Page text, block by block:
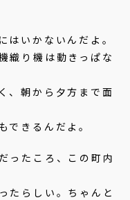
はいかないんだよ。
織り機は動きっぱな
、朝から夕方まで面
できるんだよ。
ったころ、この町内
たらしい。ちゃんと